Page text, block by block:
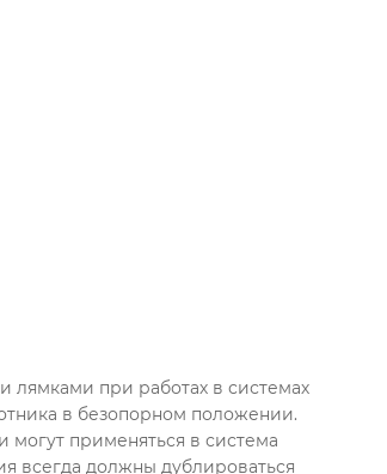
при работах в системах
в безопорном положении.
и могут применяться в система
всегда должны дублироваться